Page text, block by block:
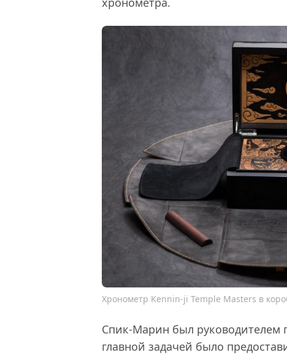
Хронометр Kennin-ji Temple Masters в
Спик-Марин был руководителем
главной задачей было